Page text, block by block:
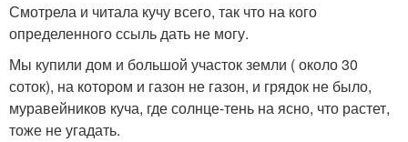
Смотрела и читала кучу всего, так что на кого
определенного ссыль дать не могу.
Мы купили дом и большой участок земли ( около 30
соток), на котором и газон не газон, и грядок не было,
муравейников куча, где солнце-тень на ясно, что растет,
тоже не угадать.